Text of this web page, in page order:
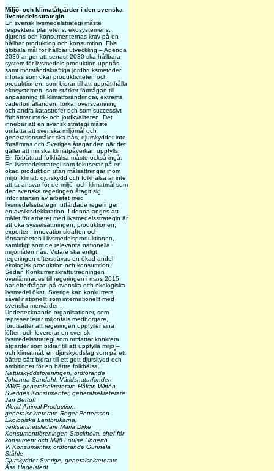
Miljö- och klimatåtgärder i den svenska
livsmedelsstrategin
En svensk livsmedelstrategi måste
respektera planetens, ekosystemens,
djurens och konsumenternas krav på en
hållbar produktion och konsumtion. FNs
globala mål för hållbar utveckling – Agenda
2030 anger att senast 2030 ska hållbara
system för livsmedels-produktion uppnås
samt motståndskraftiga jordbruksmetoder
införas som ökar produktiviteten och
produktionen, som bidrar till att upprätthålla
ekosystemen, som stärker förmågan till
anpassning till klimatförändringar, extrema
väderförhållanden, torka, översvämning
och andra katastrofer och som successivt
förbättrar mark- och jordkvaliteten. Det
innebär att en svensk strategi måste
omfatta att svenska miljömål och
generationsmålet ska nås, djurskyddet inte
försämras och Sveriges åtaganden när det
gäller att minska klimatpåverkan uppfylls.
En förbättrad folkhälsa måste också ingå.
En livsmedelstrategi som fokuserar på en
ökad produktion utan målsättningar inom
miljö, klimat, djurskydd och folkhälsa är inte
att ta ansvar för de miljö- och klimatmål som
den svenska regeringen åtagit sig.
Inför starten av arbetet med
livsmedelsstrategin utfärdade regeringen
en avsiktsdeklaration. I denna anges att
målet för arbetet med livsmedelsstrategin är
att öka sysselsättningen, produktionen,
exporten, innovationskraften och
lönsamheten i livsmedelsproduktionen,
samtidigt som de relevanta nationella
miljömålen nås. Vidare ska enligt
regeringen eftersträvas en ökad andel
ekologisk produktion och konsumtion.
Sedan Konkurrenskraftutredningen
överlämnades till regeringen i mars 2015
har efterfrågan på svenska och ekologiska
livsmedel ökat. Sverige kan konkurrera
såväl nationellt som internationellt med
svenska mervärden.
Undertecknande organisationer, som
representerar miljontals medborgare,
förutsätter att regeringen uppfyller sina
löften och levererar en svensk
livsmedelsstrategi som omfattar konkreta
åtgärder som bidrar till att uppfylla miljö –
och klimatmål, en djurskyddslag som på ett
bättre sätt bidrar till ett gott djurskydd och
ambitioner för en bättre folkhälsa.
Naturskyddsföreningen, ordförande
Johanna Sandahl, Världsnaturfonden
WWF, generalsekreterare Håkan Wirtén
Sveriges Konsumenter, generalsekreterare
Jan Bertoft
World Animal Production,
generalsekreterare Roger Pettersson
Ekologiska Lantbrukarna,
verksamhetsledare Maria Dirke
Konsumentföreningen Stockholm, chef för
konsument och Miljö Louise Ungerth
Vi Konsumenter, ordförande Gunnela
Ståhle
Djurskyddet Sverige, generalsekreterare
Åsa Hagelstedt